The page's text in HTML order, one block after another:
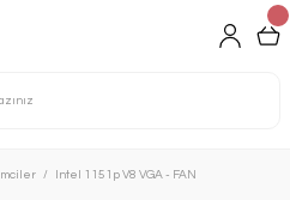
Intel 1151p V8 VGA - FAN